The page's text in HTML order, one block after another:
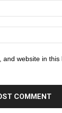
and website in